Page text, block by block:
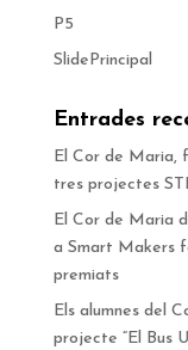
P5
SlidePrincipal
Entrades
El Cor de Maria,
tres projectes
El Cor de Maria
a Smart Makers
premiats
Els alumnes del
projecte “El Bus